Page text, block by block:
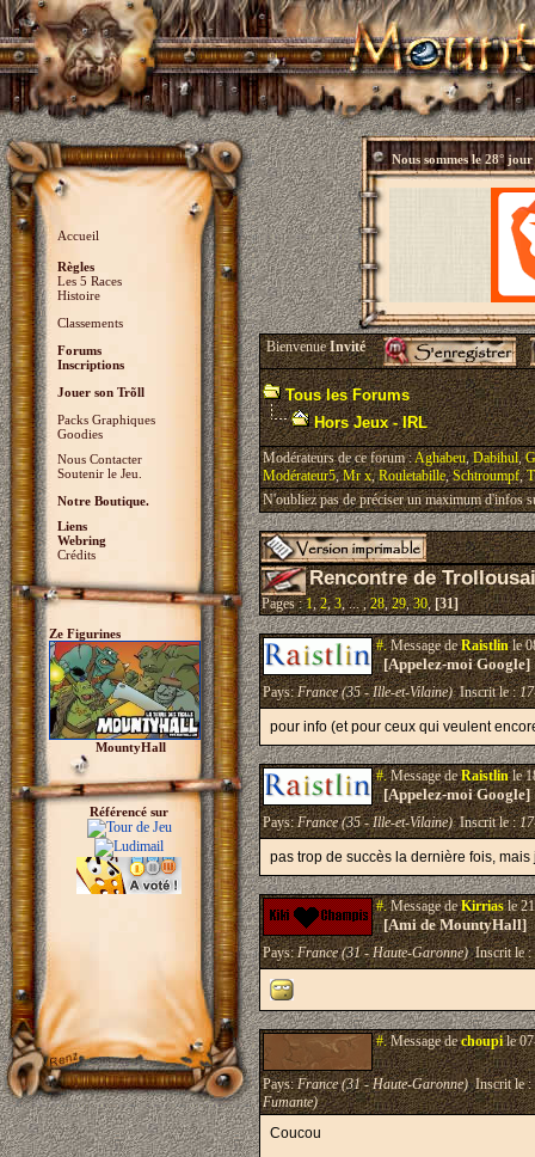
Accueil
Règles
Les 5 Races
Histoire
Classements
Forums
Inscriptions
Jouer son Trõll
Packs Graphiques
Goodies
Nous Contacter
Soutenir le Jeu.
Notre Boutique.
Liens
Webring
Crédits
Ze Figurines
MountyHall
Référencé sur
Nous sommes le28° jour
BienvenueInvité
Tous les Forums
Hors Jeux - IRL
Modérateurs de ce forum :Aghabeu,Dabihul,
Modérateur5,Mr x,Rouletabille,Schtroumpf,
N'oubliez pas de préciser un maximum d'infos
Rencontre de
Pages :1,2,3, ... ,28,29,30,[31]
#.Message deRaistlinle
[Appelez-moi
Pays:France (35 - Ille-et-Vilaine)Inscrit le :
pour info (et pour ceux qui veulent
#.Message deRaistlinle
[Appelez-moi
Pays:France (35 - Ille-et-Vilaine)Inscrit le :
pas trop de succès la dernière fois,
#.Message deKirriasle
[Ami de MountyHall]
Pays:France (31 - Haute-Garonne)Inscrit le :
#.Message dechoupile
Pays:France (31 - Haute-Garonne)Inscrit le :
Fumante)
Coucou